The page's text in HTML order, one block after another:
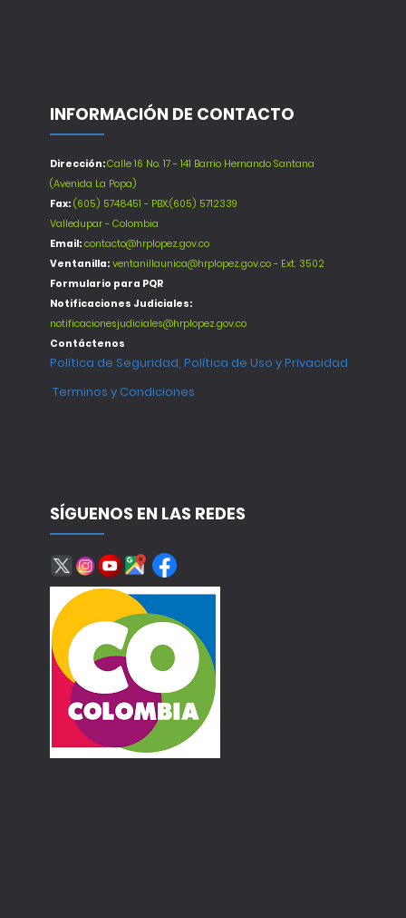
INFORMACIÓN DE CONTACTO
Dirección:Calle 16 No. 17 - 141 Barrio Hernando Santana
(Avenida La Popa)
Fax: (605) 5748451 - PBX:(605) 5712339
Valledupar - Colombia
Email: contacto@hrplopez.gov.co
Ventanilla: ventanillaunica@hrplopez.gov.co - Ext. 3502
Formulario para PQR
Notificaciones Judiciales:
notificacionesjudiciales@hrplopez.gov.co
Contáctenos
Política de Seguridad, Política de Uso y Privacidad
Terminos y Condiciones
SÍGUENOS EN LAS REDES